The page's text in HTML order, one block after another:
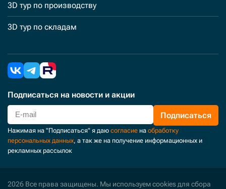
3D тур по производству
3D тур по складам
Подписаться на новости и акции
Подписаться
Нажимая на "Подписаться" я даю согласие на обработку
персональных данных, а так же на получение информационных и
рекламных рассылок
2026 Все права защищены. Мы используем cookies для сбора